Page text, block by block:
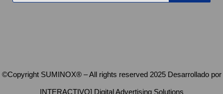
©Copyright SUMINOX® – All rights reserved 2025 Desarrollado por
INTERACTIVO] Digital Advertising Solutions